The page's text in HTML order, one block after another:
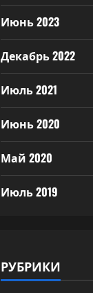
Июнь 2023
Декабрь 2022
Июль 2021
Июнь 2020
Май 2020
Июль 2019
РУБРИКИ